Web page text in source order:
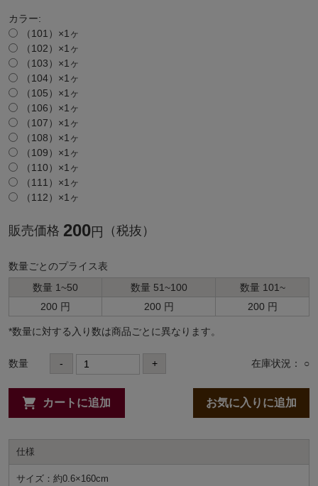
カラー:
（101）×1ヶ
（102）×1ヶ
（103）×1ヶ
（104）×1ヶ
（105）×1ヶ
（106）×1ヶ
（107）×1ヶ
（108）×1ヶ
（109）×1ヶ
（110）×1ヶ
（111）×1ヶ
（112）×1ヶ
販売価格 200円 （税抜）
数量ごとのプライス表
数量 1~50
数量 51~100
数量 101~
200 円
200 円 200 円
*数量に対する⼊り数は商品ごとに異なります。
数量 - + 在庫状況： ○
カートに追加 お気に入りに追加
仕様
サイズ：約0.6×160cm